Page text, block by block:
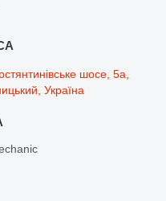
шосе, 5а,
Україна